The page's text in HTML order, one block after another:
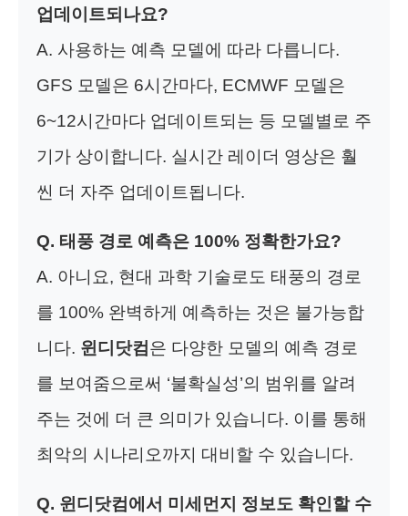
업데이트되나요?
A. 사용하는 예측 모델에 따라 다릅니다.
GFS 모델은 6시간마다, ECMWF 모델은
6~12시간마다 업데이트되는 등 모델별로 주
기가 상이합니다. 실시간 레이더 영상은 훨
씬 더 자주 업데이트됩니다.
Q. 태풍 경로 예측은 100% 정확한가요?
A. 아니요, 현대 과학 기술로도 태풍의 경로
를 100% 완벽하게 예측하는 것은 불가능합
니다. 윈디닷컴 은 다양한 모델의 예측 경로
를 보여줌으로써 ‘불확실성’의 범위를 알려
주는 것에 더 큰 의미가 있습니다. 이를 통해
최악의 시나리오까지 대비할 수 있습니다.
Q. 윈디닷컴에서 미세먼지 정보도 확인할 수